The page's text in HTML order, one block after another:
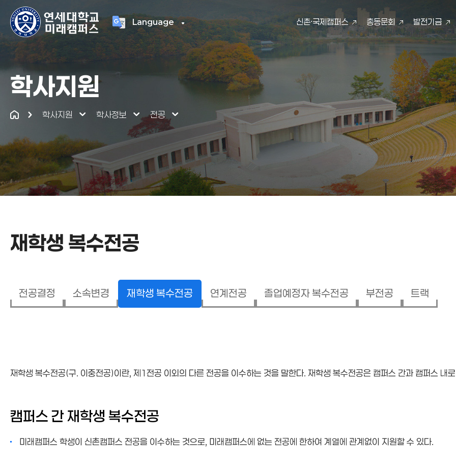
Language 신촌·국제캠퍼스 총동문회 발전기금
연세대학교통합검색
학사지원
학사지원 학사정보 전공
재학생 복수전공
전공결정 소속변경 재학생 복수전공 연계전공 졸업예정자 복수전공 부전공 트랙
재학생 복수전공(구. 이중전공)이란, 제1전공 이외의 다른 전공을 이수하는 것을 말한다. 재학생 복수전공은 캠퍼스 간과 캠퍼스 내
캠퍼스 간 재학생 복수전공
미래캠퍼스 학생이 신촌캠퍼스 전공을 이수하는 것으로, 미래캠퍼스에 없는 전공에 한하여 계열에 관계없이 지원할 수 있다.